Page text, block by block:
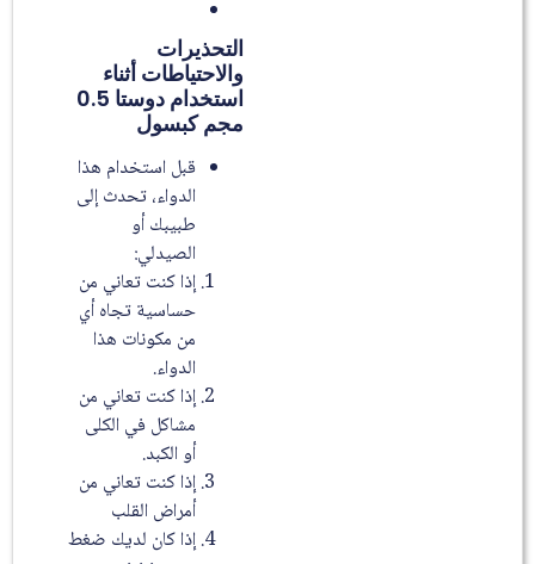
التحذيرات
والاحتياطات أثناء
استخدام دوستا 0.5
مجم كبسول
قبل استخدام هذا
الدواء، تحدث إلى
طبيبك أو
الصيدلي:
إذا كنت تعاني من
حساسية تجاه أي
من مكونات هذا
الدواء.
إذا كنت تعاني من
مشاكل في الكلى
أو الكبد.
إذا كنت تعاني من
أمراض القلب
إذا كان لديك ضغط